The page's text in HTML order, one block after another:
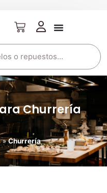
Churrería
»Churrería